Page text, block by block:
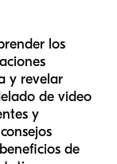
los
y revelar
de video
y
de